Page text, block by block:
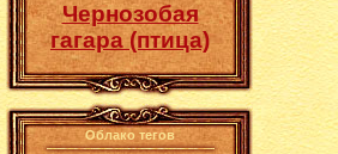
Чернозобая
гагара (птица)
Облако тегов